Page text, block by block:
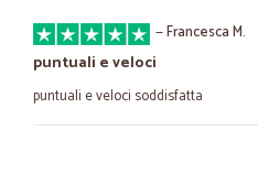
—Francesca M.
puntuali e veloci
puntuali e veloci soddisfatta